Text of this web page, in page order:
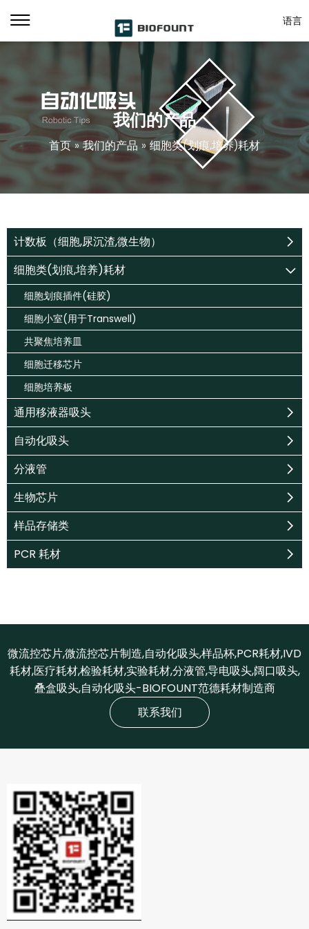
语言
我们的产品
首页 » 我们的产品 » 细胞类(划痕,培养)耗材
计数板（细胞,尿沉渣,微生物）
细胞类(划痕,培养)耗材
细胞划痕插件(硅胶)
细胞小室(用于Transwell)
共聚焦培养皿
细胞迁移芯片
细胞培养板
通用移液器吸头
自动化吸头
分液管
生物芯片
样品存储类
PCR 耗材
微流控芯片,微流控芯片制造,自动化吸头,样品杯,PCR耗材,IVD
耗材,医疗耗材,检验耗材,实验耗材,分液管,导电吸头,阔口吸头,
叠盒吸头,自动化吸头-BIOFOUNT范德耗材制造商
联系我们